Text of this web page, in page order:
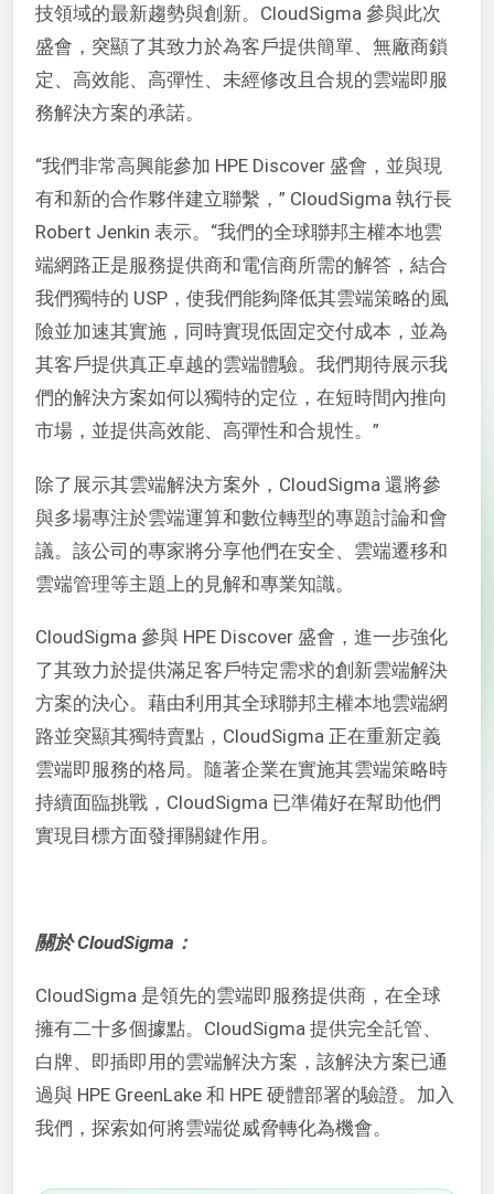
技領域的最新趨勢與創新。CloudSigma 參與此次
盛會，突顯了其致力於為客戶提供簡單、無廠商鎖
定、高效能、高彈性、未經修改且合規的雲端即服
務解決方案的承諾。
“我們非常高興能參加 HPE Discover 盛會，並與現
有和新的合作夥伴建立聯繫，” CloudSigma 執行長
Robert Jenkin 表示。“我們的全球聯邦主權本地雲
端網路正是服務提供商和電信商所需的解答，結合
我們獨特的 USP，使我們能夠降低其雲端策略的風
險並加速其實施，同時實現低固定交付成本，並為
其客戶提供真正卓越的雲端體驗。我們期待展示我
們的解決方案如何以獨特的定位，在短時間內推向
市場，並提供高效能、高彈性和合規性。”
除了展示其雲端解決方案外，CloudSigma 還將參
與多場專注於雲端運算和數位轉型的專題討論和會
議。該公司的專家將分享他們在安全、雲端遷移和
雲端管理等主題上的見解和專業知識。
CloudSigma 參與 HPE Discover 盛會，進一步強化
了其致力於提供滿足客戶特定需求的創新雲端解決
方案的決心。藉由利用其全球聯邦主權本地雲端網
路並突顯其獨特賣點，CloudSigma 正在重新定義
雲端即服務的格局。隨著企業在實施其雲端策略時
持續面臨挑戰，CloudSigma 已準備好在幫助他們
實現目標方面發揮關鍵作用。
關於 CloudSigma：
CloudSigma 是領先的雲端即服務提供商，在全球
擁有二十多個據點。CloudSigma 提供完全託管、
白牌、即插即用的雲端解決方案，該解決方案已通
過與 HPE GreenLake 和 HPE 硬體部署的驗證。加入
我們，探索如何將雲端從威脅轉化為機會。